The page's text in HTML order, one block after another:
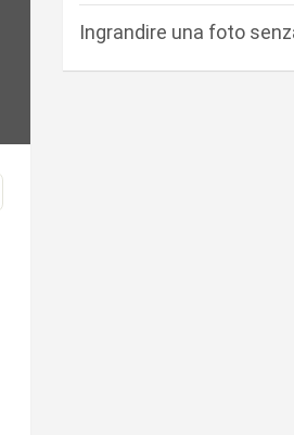
Ingrandire una foto